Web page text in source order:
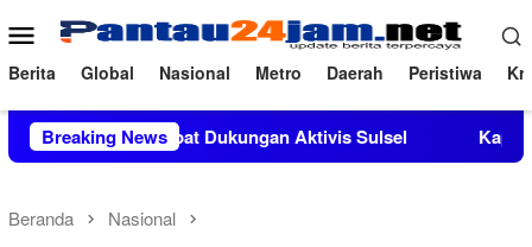
ke
konten
Menu
Mobile
Berita Global Nasional Metro Daerah Peristiwa
Breaking News
Dukungan Aktivis Sulsel Kapolres Polewali
Beranda Nasional